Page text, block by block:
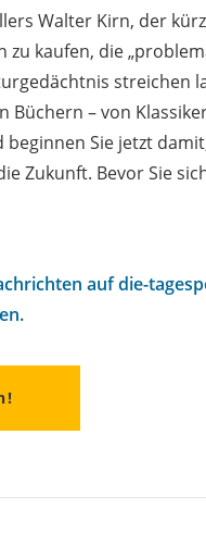
Walter Kirn, der
kaufen, die
streichen
Büchern – von
Sie jetzt
Zukunft. Bevor Sie
auf die-